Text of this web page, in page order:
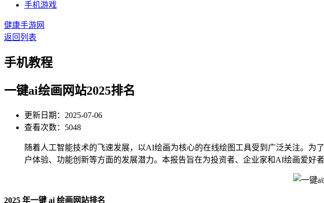
手机游戏
健康手游网
返回列表
手机教程
一键ai绘画网站2025排名
更新日期：2025-07-06
查看次数：5048
随着人工智能技术的飞速发展，以AI绘画为核心的在线绘图工具受到广泛关注。为
户体验、功能创新等方面的发展潜力。本报告旨在为投资者、企业家和AI绘画爱好
2025 年一键 ai 绘画网站排名